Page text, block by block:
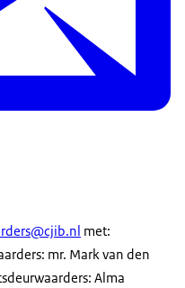
met:
mr. Mark van den
Alma